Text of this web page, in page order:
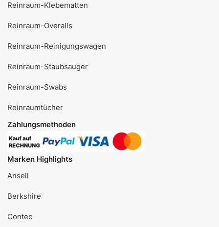
Reinraum-Klebematten
Reinraum-Overalls
Reinraum-Reinigungswagen
Reinraum-Staubsauger
Reinraum-Swabs
Reinraumtücher
Zahlungsmethoden
Marken Highlights
Ansell
Berkshire
Contec